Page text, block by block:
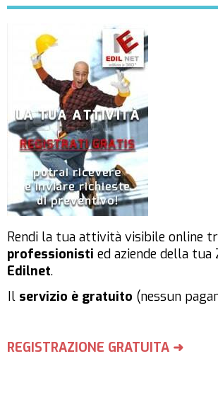
Rendi la tua attività visibile online
professionisti ed aziende della tua
Edilnet.
Il servizio è gratuito (nessun
REGISTRAZIONE GRATUITA ➜